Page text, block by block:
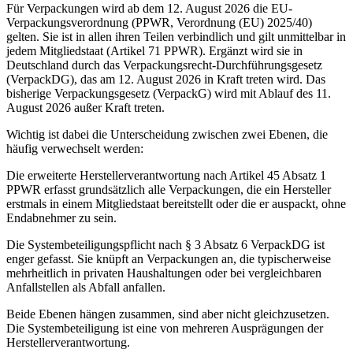
Für Verpackungen wird ab dem 12. August 2026 die EU-
Verpackungsverordnung (PPWR, Verordnung (EU) 2025/40)
gelten. Sie ist in allen ihren Teilen verbindlich und gilt unmittelbar in
jedem Mitgliedstaat (Artikel 71 PPWR). Ergänzt wird sie in
Deutschland durch das Verpackungsrecht-Durchführungsgesetz
(VerpackDG), das am 12. August 2026 in Kraft treten wird. Das
bisherige Verpackungsgesetz (VerpackG) wird mit Ablauf des 11.
August 2026 außer Kraft treten.
Wichtig ist dabei die Unterscheidung zwischen zwei Ebenen, die
häufig verwechselt werden:
Die erweiterte Herstellerverantwortung nach Artikel 45 Absatz 1
PPWR erfasst grundsätzlich alle Verpackungen, die ein Hersteller
erstmals in einem Mitgliedstaat bereitstellt oder die er auspackt, ohne
Endabnehmer zu sein.
Die Systembeteiligungspflicht nach § 3 Absatz 6 VerpackDG ist
enger gefasst. Sie knüpft an Verpackungen an, die typischerweise
mehrheitlich in privaten Haushaltungen oder bei vergleichbaren
Anfallstellen als Abfall anfallen.
Beide Ebenen hängen zusammen, sind aber nicht gleichzusetzen.
Die Systembeteiligung ist eine von mehreren Ausprägungen der
Herstellerverantwortung.